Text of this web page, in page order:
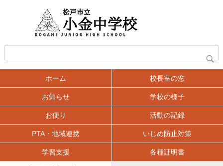
ホーム 校長室の窓
お知らせ 学校の様子
お便り 活動の記録
PTA・地域連携 いじめ防止対策
学習支援 各種証明書